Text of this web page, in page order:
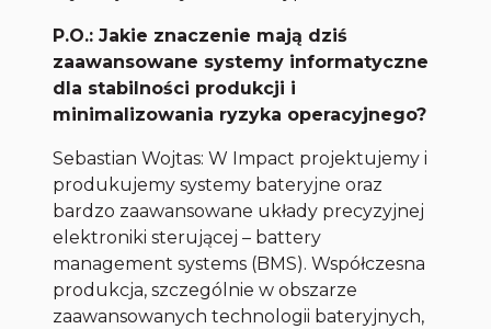
P.O.: Jakie znaczenie mają dziś
zaawansowane systemy informatyczne
dla stabilności produkcji i
minimalizowania ryzyka operacyjnego?
Sebastian Wojtas: W Impact projektujemy i
produkujemy systemy bateryjne oraz
bardzo zaawansowane układy precyzyjnej
elektroniki sterującej – battery
management systems (BMS). Współczesna
produkcja, szczególnie w obszarze
zaawansowanych technologii bateryjnych,